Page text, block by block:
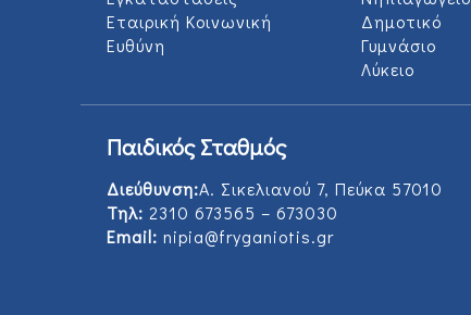
Εταιρική Κοινωνική
Ευθύνη
Δημοτικό
Γυμνάσιο
Λύκειο
Παιδικός Σταθμός
Διεύθυνση:Α. Σικελιανού 7, Πεύκα 57010
Τηλ: 2310 673565 – 673030
Email: nipia@fryganiotis.gr